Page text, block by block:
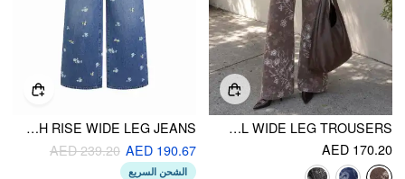
COTTON-BLEND LOW RISE FLORAL WIDE LEG TROUSERS
AED 170.20
DENIM EMBROIDERY DITSY FLORAL HIGH RISE WIDE LEG JEANS
AED 190.67
AED 239.20
الشحن السريع